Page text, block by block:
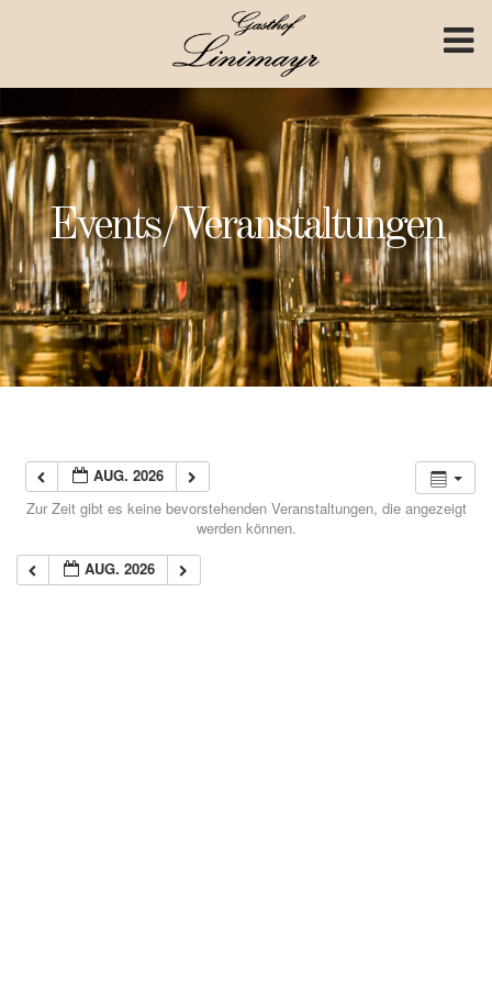
Events/Veranstaltungen
AUG. 2026
Zur Zeit gibt es keine bevorstehenden Veranstaltungen, die angezeigt
werden können.
AUG. 2026